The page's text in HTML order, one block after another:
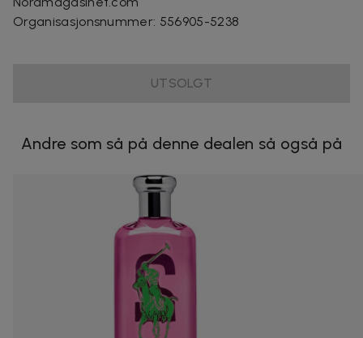
Organisasjonsnummer: 556905-5238
UTSOLGT
Andre som så på denne dealen så også på